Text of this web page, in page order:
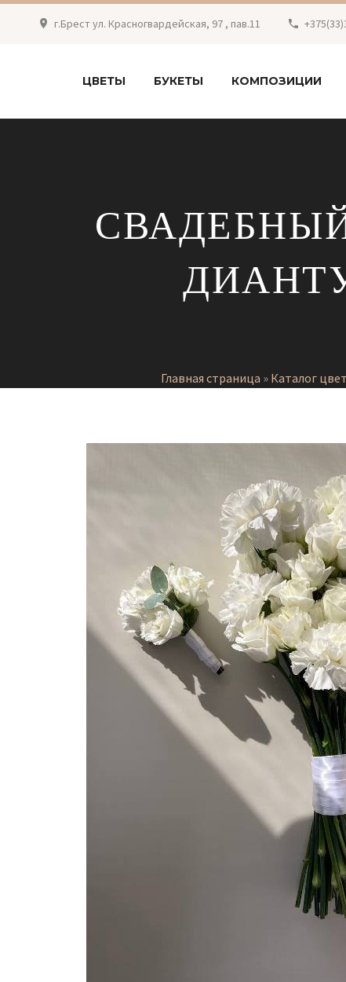
г.Брест ул. Красногвардейская, 97 , пав.11
ЦВЕТЫ БУКЕТЫ КОМПОЗИЦИИ
Главная страница » Каталог